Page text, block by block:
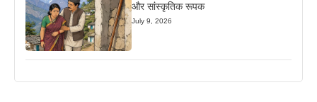
और सांस्कृतिक रूपक
July 9, 2026